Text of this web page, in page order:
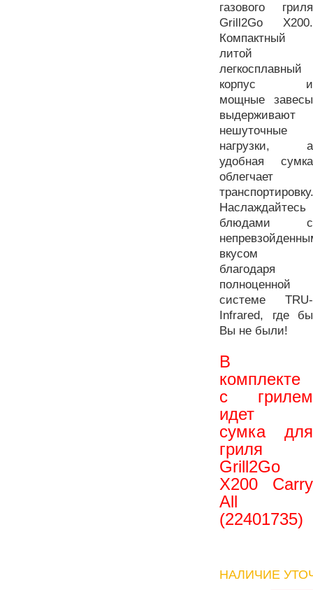
газового гриля
Grill2Go Х200.
Компактный
литой
легкосплавный
корпус и
мощные завесы
выдерживают
нешуточные
нагрузки, а
удобная сумка
облегчает
транспортировку.
Наслаждайтесь
блюдами с
вкусом
благодаря
полноценной
системе TRU-
Infrared, где бы
Вы не были!
В
комплекте
с грилем
идет
сумка для
гриля
Grill2Go
X200 Carry
All
(22401735)
НАЛИЧИЕ